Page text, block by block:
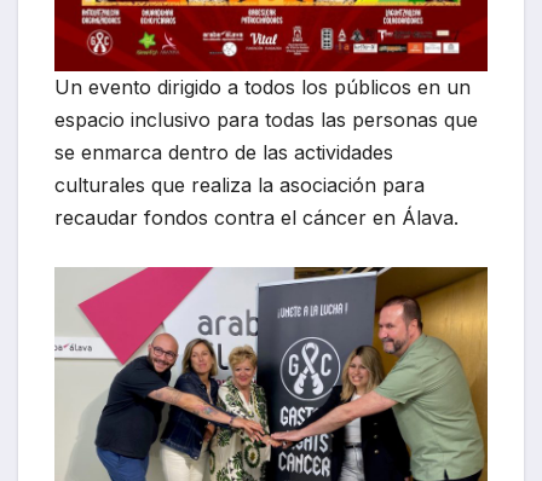
Un evento dirigido a todos los públicos en un
espacio inclusivo para todas las personas que
se enmarca dentro de las actividades
culturales que realiza la asociación para
recaudar fondos contra el cáncer en Álava.